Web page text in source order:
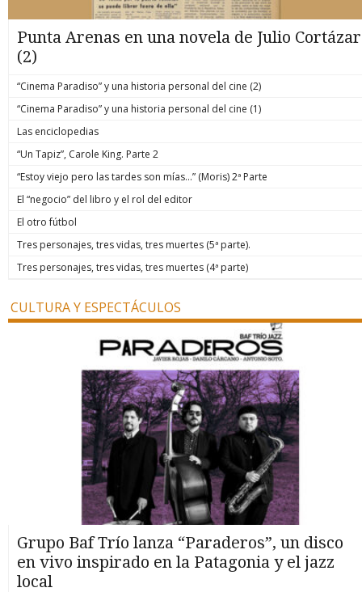
Punta Arenas en una novela de Julio Cortázar
(2)
“Cinema Paradiso” y una historia personal del cine (2)
“Cinema Paradiso” y una historia personal del cine (1)
Las enciclopedias
“Un Tapiz”, Carole King. Parte 2
“Estoy viejo pero las tardes son mías…” (Moris) 2ª Parte
El “negocio” del libro y el rol del editor
El otro fútbol
Tres personajes, tres vidas, tres muertes (5ª parte).
Tres personajes, tres vidas, tres muertes (4ª parte)
CULTURA Y ESPECTÁCULOS
Grupo Baf Trío lanza “Paraderos”, un disco
en vivo inspirado en la Patagonia y el jazz
local